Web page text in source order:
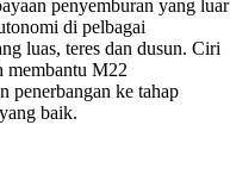
penyemburan yang luar
di pelbagai
luas, teres dan dusun. Ciri
membantu M22
penerbangan ke tahap
baik.